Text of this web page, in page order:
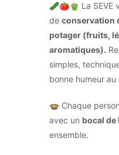
🥒🍅🫑 La SEVE
de conservation
potager (fruits,
aromatiques).
simples,
bonne humeur
🍲 Chaque
avec un bocal de
ensemble.